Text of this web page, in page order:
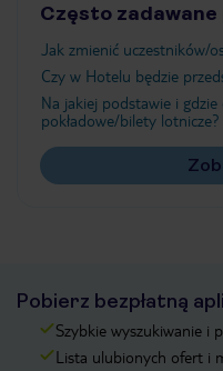
Często zadawane
Jak zmienić uczestników/
Czy w Hotelu będzie
Na jakiej podstawie i
pokładowe/bilety lotnicze?
Pobierz bezpłatną
Szybkie wyszukiwanie i
Lista ulubionych ofert i